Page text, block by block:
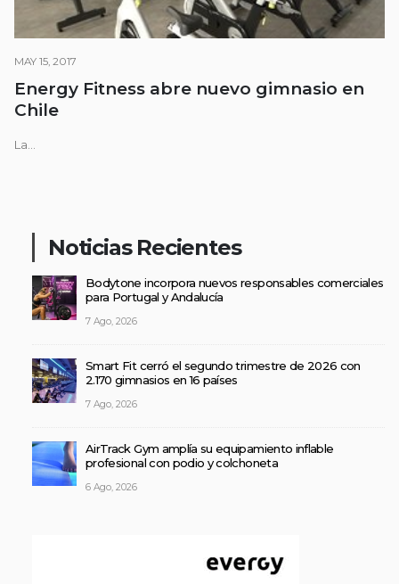
MAY 15, 2017
Energy Fitness abre nuevo gimnasio en
Chile
La...
Noticias Recientes
Bodytone incorpora nuevos responsables comerciales
para Portugal y Andalucía
7 Ago, 2026
Smart Fit cerró el segundo trimestre de 2026 con
2.170 gimnasios en 16 países
7 Ago, 2026
AirTrack Gym amplía su equipamiento inflable
profesional con podio y colchoneta
6 Ago, 2026